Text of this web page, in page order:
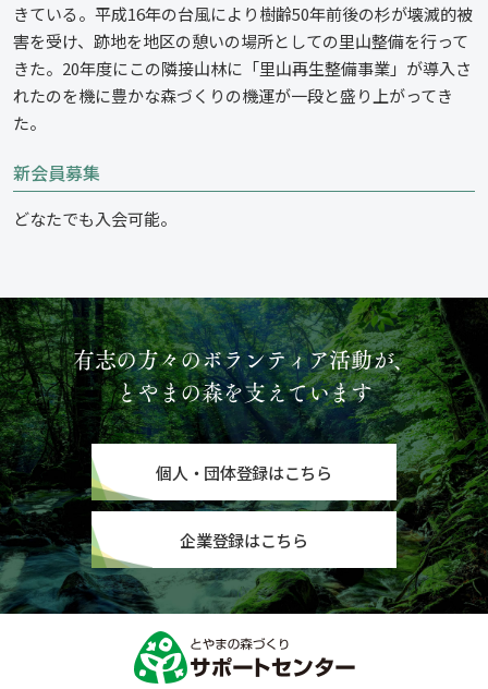
きている。平成16年の台風により樹齢50年前後の杉が壊滅的被
害を受け、跡地を地区の憩いの場所としての里山整備を行って
きた。20年度にこの隣接山林に「里山再生整備事業」が導入さ
れたのを機に豊かな森づくりの機運が一段と盛り上がってき
た。
新会員募集
どなたでも入会可能。
有志の方々のボランティア活動が、
とやまの森を支えています
個人・団体登録はこちら
企業登録はこちら